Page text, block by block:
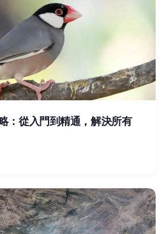
：從入門到精通，解決所有